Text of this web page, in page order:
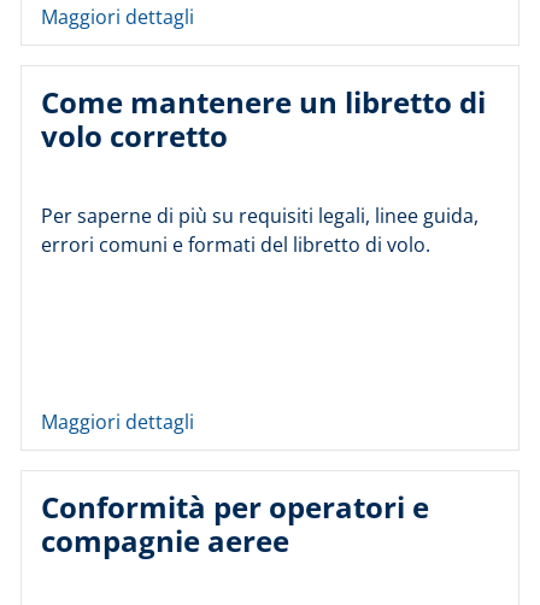
Maggiori dettagli
Come mantenere un libretto di
volo corretto
Per saperne di più su requisiti legali, linee guida,
errori comuni e formati del libretto di volo.
Maggiori dettagli
Conformità per operatori e
compagnie aeree